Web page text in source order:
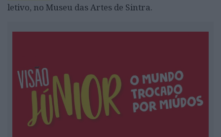
letivo, no Museu das Artes de Sintra.